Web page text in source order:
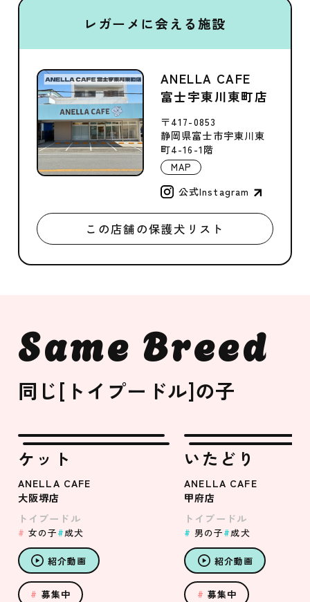
レガーメに会える施設
ANELLA CAFE
富士宇東川東町店
〒417-0853
静岡県富士市宇東川東
町4-16-1階
MAP
公式Instagram
この店舗の保護犬リスト
Same Breed
同じ[トイプードル]の子
ケット
ANELLA CAFE
大阪堺店
トイプードル
女の子 成犬
紹介動画
募集中
いたどり
ANELLA CAFE
甲府店
トイプードル
男の子 成犬
紹介動画
募集中